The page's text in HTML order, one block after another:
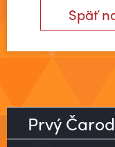
Späť
Prvý